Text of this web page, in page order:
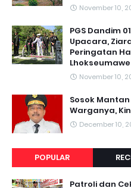
November 10,
PGS Dandim
Upacara,
Peringatan
Lhokseumawe
November 10,
Sosok
Warganya,
December 10,
POPULAR
Patroli dan